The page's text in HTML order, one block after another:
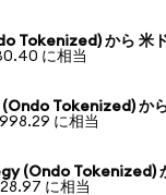
Tokenized) から 米
に相当
Tokenized) か
に相当
(Ondo Tokenized)
に相当